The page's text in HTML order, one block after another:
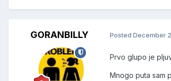
GORANBILLY Posted December
Prvo glupo je
Mnogo puta sam